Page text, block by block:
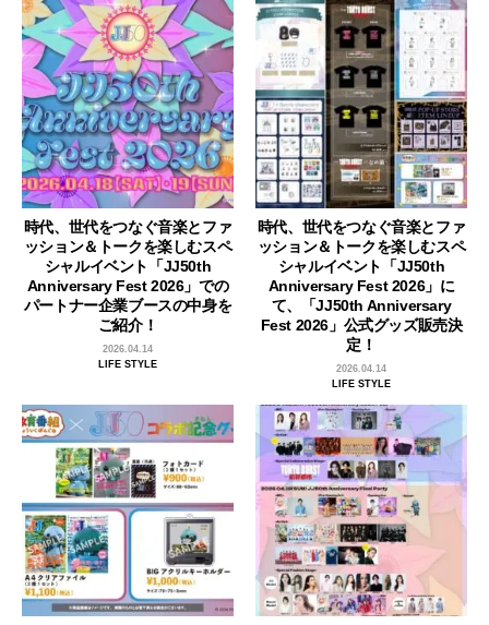
時代、世代をつなぐ音楽とファ
ッション＆トークを楽しむスペ
シャルイベント「JJ50th
Anniversary Fest 2026」での
パートナー企業ブースの中身を
ご紹介！
2026.04.14
LIFE STYLE
時代、世代をつなぐ音楽とファ
ッション＆トークを楽しむスペ
シャルイベント「JJ50th
Anniversary Fest 2026」に
て、「JJ50th Anniversary
Fest 2026」公式グッズ販売決
定！
2026.04.14
LIFE STYLE